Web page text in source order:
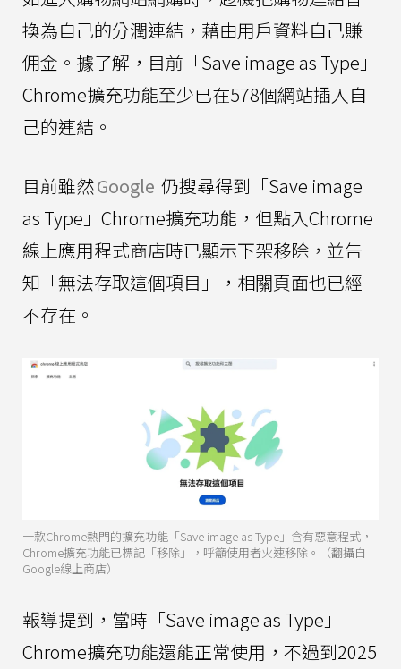
換為自己的分潤連結，藉由用戶資料自己賺
佣金。據了解，目前「Save image as Type」
Chrome擴充功能至少已在578個網站插入自
己的連結。
目前雖然Google 仍搜尋得到「Save image
as Type」Chrome擴充功能，但點入Chrome
線上應用程式商店時已顯示下架移除，並告
知「無法存取這個項目」，相關頁面也已經
不存在。
一款Chrome熱門的擴充功能「Save image as Type」含有惡意程式，
Chrome擴充功能已標記「移除」，呼籲使用者火速移除。（翻攝自
Google線上商店）
報導提到，當時「Save image as Type」
Chrome擴充功能還能正常使用，不過到2025